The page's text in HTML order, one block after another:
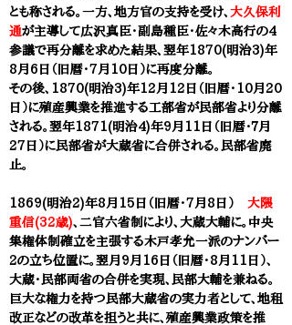
とも称される。 ​一方、地方官の支持を受け、 大久保利
通が主導して広沢真臣・副島種臣・佐々木高行の4
参議で再分離を求めた結果、翌年1870(明治3)年
8月6日（旧暦・7月10日）に再度分離。
その後、1870(明治3)年12月12日（旧暦・10月20
日）に殖産興業を推進する工部省が民部省より分離
される。翌年1871(明治4)年9月11日（旧暦・７月
27日）に民部省が大蔵省に合併される。民部省廃
止。
1869(明治2)年8月15日（旧暦・7月8日） 大隈
重信(32歳)、二官六省制により、大蔵大輔に。中央
集権体制確立を主張する木戸孝允一派のナンバー
2の立ち位置に。翌月9月16日（旧暦・8月11日）、
大蔵・民部両省の合併を実現、民部大輔を兼ねる。
巨大な権力を持つ民部大蔵省の実力者として、地租
改正などの改革を担うと共に、殖産興業政策を推